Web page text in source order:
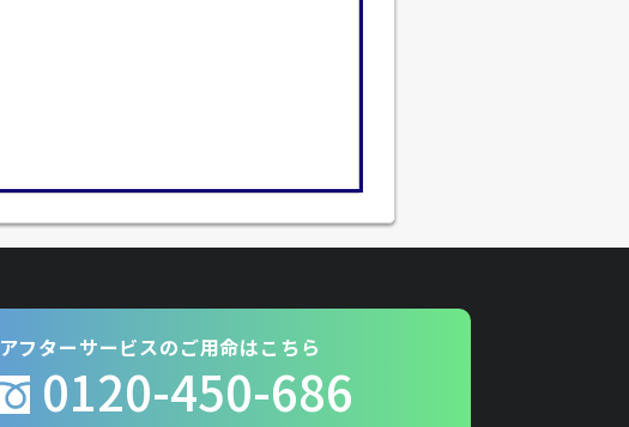
アフターサービスのご用命はこちら
0120-450-686